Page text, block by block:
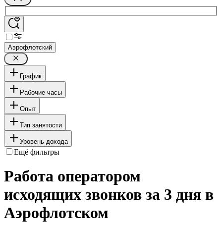
Аэрофлотский
График
Рабочие часы
Опыт
Тип занятости
Уровень дохода
Ещё фильтры
Работа оператором
исходящих звонков за 3 дня в
Аэрофлотском